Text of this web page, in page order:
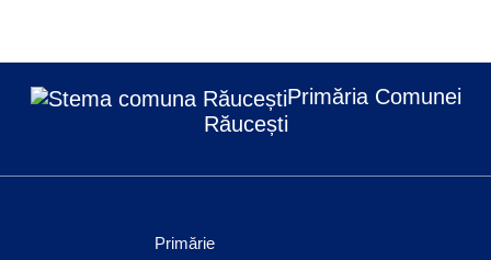
Primăria Comunei
Răucești
Primărie